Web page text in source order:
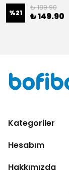
%21
₺ 189.90
₺ 149.90
Kategoriler
Hesabım
Hakkımızda